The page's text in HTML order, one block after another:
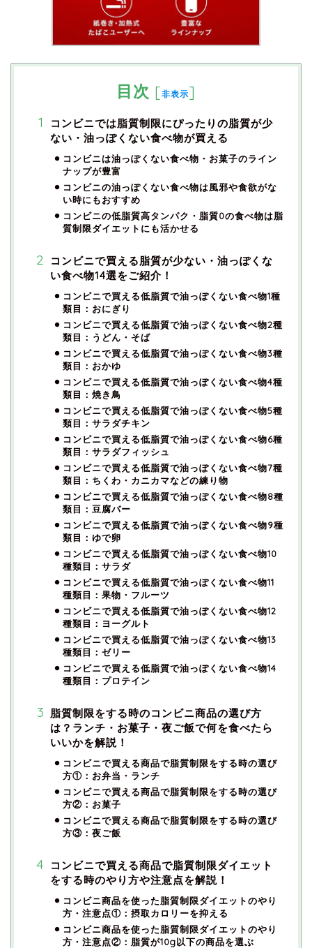
目次 [非表示]
コンビニでは脂質制限にぴったりの脂質が少
ない・油っぽくない食べ物が買える
コンビニは油っぽくない食べ物・お菓子のライン
ナップが豊富
コンビニの油っぽくない食べ物は風邪や食欲がな
い時にもおすすめ
コンビニの低脂質高タンパク・脂質0の食べ物は脂
質制限ダイエットにも活かせる
コンビニで買える脂質が少ない・油っぽくな
い食べ物14選をご紹介！
コンビニで買える低脂質で油っぽくない食べ物1種
類目：おにぎり
コンビニで買える低脂質で油っぽくない食べ物2種
類目：うどん・そば
コンビニで買える低脂質で油っぽくない食べ物3種
類目：おかゆ
コンビニで買える低脂質で油っぽくない食べ物4種
類目：焼き鳥
コンビニで買える低脂質で油っぽくない食べ物5種
類目：サラダチキン
コンビニで買える低脂質で油っぽくない食べ物6種
類目：サラダフィッシュ
コンビニで買える低脂質で油っぽくない食べ物7種
類目：ちくわ・カニカマなどの練り物
コンビニで買える低脂質で油っぽくない食べ物8種
類目：豆腐バー
コンビニで買える低脂質で油っぽくない食べ物9種
類目：ゆで卵
コンビニで買える低脂質で油っぽくない食べ物10
種類目：サラダ
コンビニで買える低脂質で油っぽくない食べ物11
種類目：果物・フルーツ
コンビニで買える低脂質で油っぽくない食べ物12
種類目：ヨーグルト
コンビニで買える低脂質で油っぽくない食べ物13
種類目：ゼリー
コンビニで買える低脂質で油っぽくない食べ物14
種類目：プロテイン
脂質制限をする時のコンビニ商品の選び方
は？ランチ・お菓子・夜ご飯で何を食べたら
いいかを解説！
コンビニで買える商品で脂質制限をする時の選び
方①：お弁当・ランチ
コンビニで買える商品で脂質制限をする時の選び
方②：お菓子
コンビニで買える商品で脂質制限をする時の選び
方③：夜ご飯
コンビニで買える商品で脂質制限ダイエット
をする時のやり方や注意点を解説！
コンビニ商品を使った脂質制限ダイエットのやり
方・注意点①：摂取カロリーを抑える
コンビニ商品を使った脂質制限ダイエットのやり
方・注意点②：脂質が10g以下の商品を選ぶ